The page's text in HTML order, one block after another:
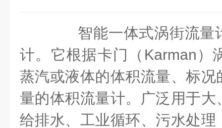
智能一体式涡街流量
计。它根据卡门（ Karman ）
蒸汽或液体的体积流量、标
量的体积流量计。广泛用于
给排水、工业循环、污水处